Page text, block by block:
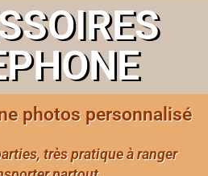
photos personnalisé
très pratique à ranger